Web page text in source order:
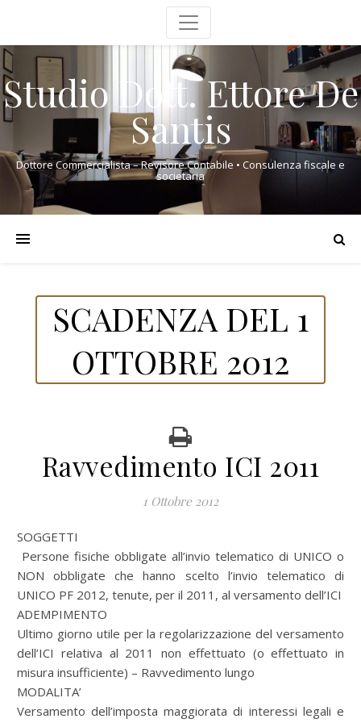
Studio Dott. Ettore De
Santis
Dottore Commercialista – Revisore Contabile • Consulenza fiscale e
societaria
SCADENZA DEL 1
OTTOBRE 2012
Ravvedimento ICI 2011
1 Ottobre 2012
SOGGETTI
Persone fisiche obbligate all’invio telematico di UNICO o
NON obbligate che hanno scelto l’invio telematico di
UNICO PF 2012, tenute, per il 2011, al versamento dell’ICI
ADEMPIMENTO
Ultimo giorno utile per la regolarizzazione del versamento
dell’ICI relativa al 2011 non effettuato (o effettuato in
misura insufficiente) – Ravvedimento lungo
MODALITA’
Versamento dell’imposta maggiorata di interessi legali e